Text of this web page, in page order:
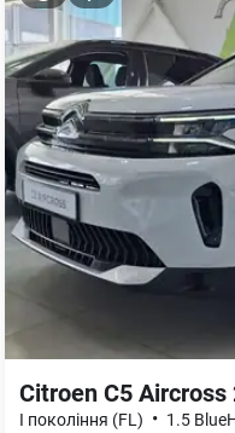
Citroen C5 Aircross
I покоління (FL) • 1.5